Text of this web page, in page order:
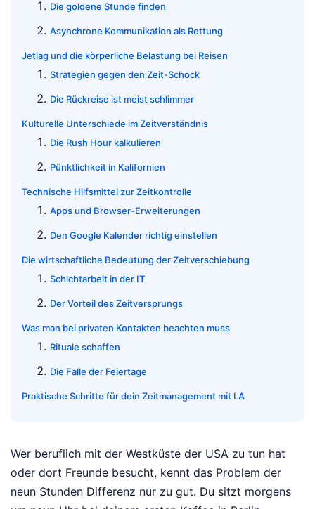
Die goldene Stunde finden
Asynchrone Kommunikation als Rettung
Jetlag und die körperliche Belastung bei Reisen
Strategien gegen den Zeit-Schock
Die Rückreise ist meist schlimmer
Kulturelle Unterschiede im Zeitverständnis
Die Rush Hour kalkulieren
Pünktlichkeit in Kalifornien
Technische Hilfsmittel zur Zeitkontrolle
Apps und Browser-Erweiterungen
Den Google Kalender richtig einstellen
Die wirtschaftliche Bedeutung der Zeitverschiebung
Schichtarbeit in der IT
Der Vorteil des Zeitversprungs
Was man bei privaten Kontakten beachten muss
Rituale schaffen
Die Falle der Feiertage
Praktische Schritte für dein Zeitmanagement mit LA
Wer beruflich mit der Westküste der USA zu tun hat
oder dort Freunde besucht, kennt das Problem der
neun Stunden Differenz nur zu gut. Du sitzt morgens